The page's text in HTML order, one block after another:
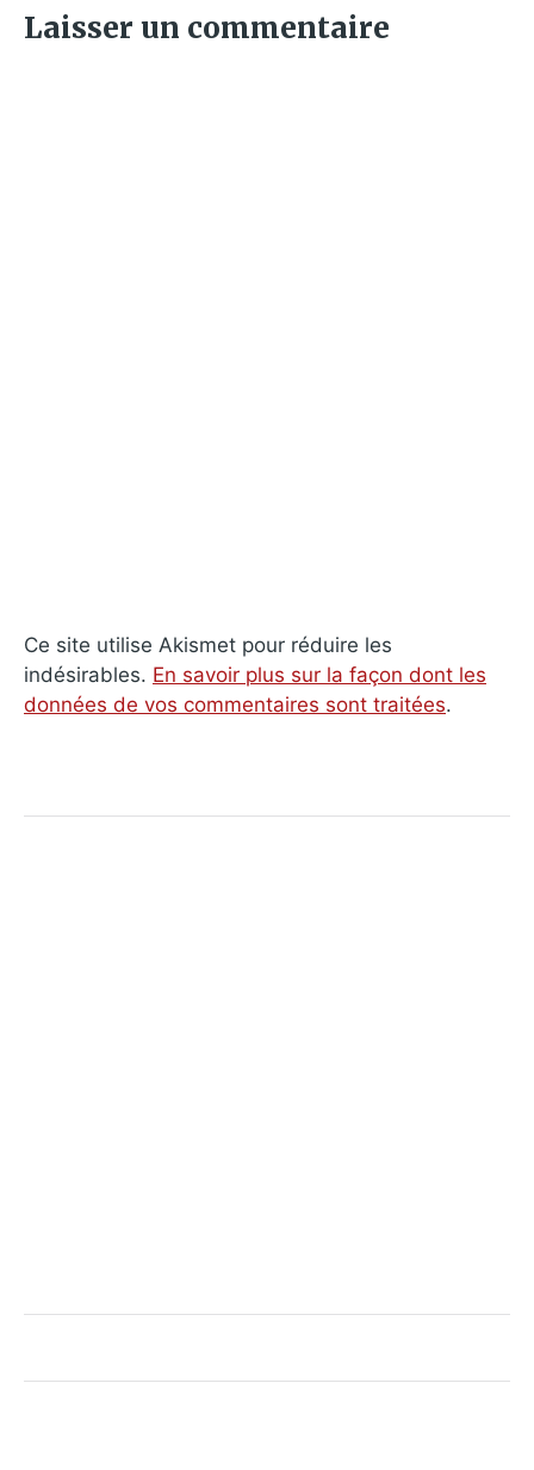
Laisser un commentaire
Ce site utilise Akismet pour réduire les
indésirables. En savoir plus sur la façon dont les
données de vos commentaires sont traitées.